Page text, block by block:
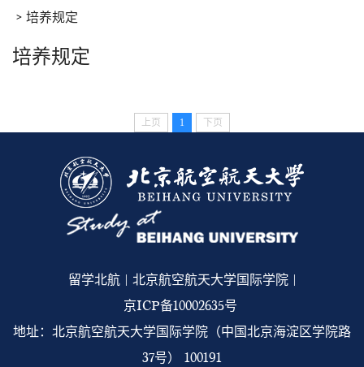
培养规定
培养规定
上页 1 下页
留学北航 | 北京航空航天大学国际学院 |
京ICP备10002635号
地址：北京航空航天大学国际学院（中国北京海淀区学院路
37号） 100191